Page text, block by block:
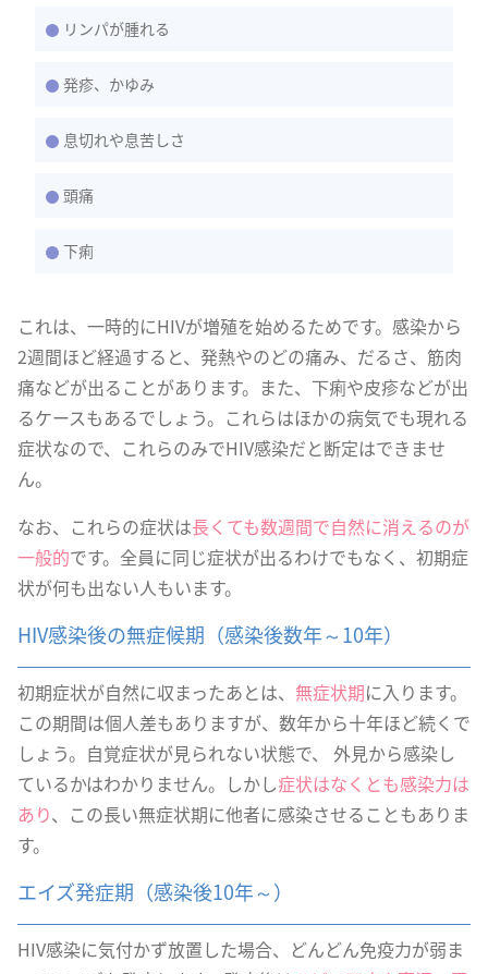
リンパが腫れる
発疹、かゆみ
息切れや息苦しさ
頭痛
下痢
これは、一時的にHIVが増殖を始めるためです。感染から
2週間ほど経過すると、発熱やのどの痛み、だるさ、筋肉
痛などが出ることがあります。また、下痢や皮疹などが出
るケースもあるでしょう。これらはほかの病気でも現れる
症状なので、これらのみでHIV感染だと断定はできませ
ん。
なお、これらの症状は長くても数週間で自然に消えるのが
一般的です。全員に同じ症状が出るわけでもなく、初期症
状が何も出ない人もいます。
HIV感染後の無症候期（感染後数年～10年）
初期症状が自然に収まったあとは、 無症状期に入ります。
この期間は個人差もありますが、数年から十年ほど続くで
しょう。自覚症状が見られない状態で、 外見から感染し
ているかはわかりません。しかし症状はなくとも感染力は
あり、この長い無症状期に他者に感染させることもありま
す。
エイズ発症期（感染後10年～）
HIV感染に気付かず放置した場合、どんどん免疫力が弱ま